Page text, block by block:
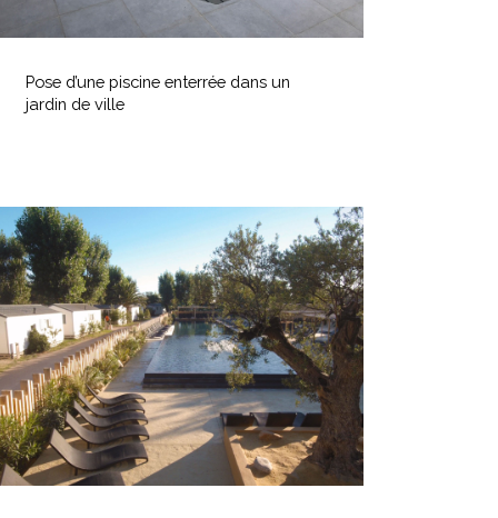
d’une
piscine
Pose d’une piscine enterrée dans un
jardin de ville
Aménagement